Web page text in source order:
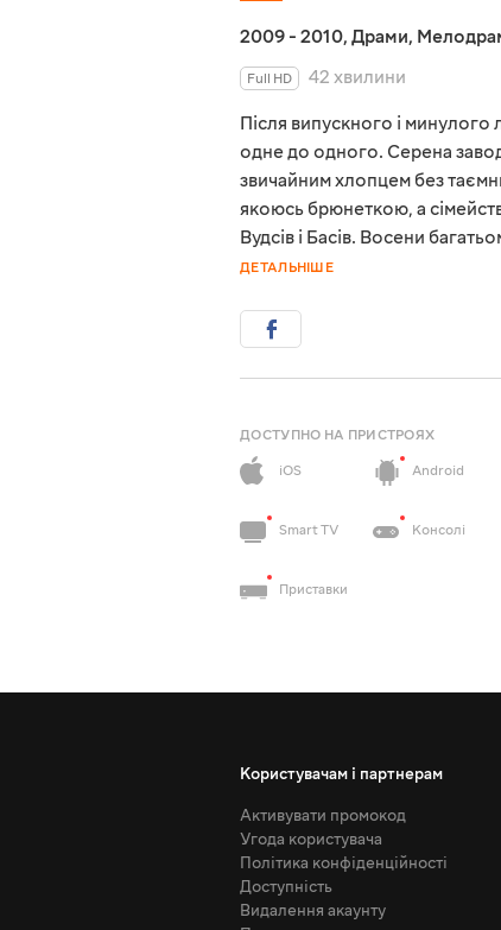
2009 - 2010, Драми,
Full HD
42 хвилини
Після випускного і минулого
одне до одного. Серена
звичайним хлопцем без
якоюсь брюнеткою, а
Вудсів і Басів. Восени
ДЕТАЛЬНІШЕ
ДОСТУПНО НА ПРИСТРОЯХ
iOS
Android
Smart TV Консолі
Приставки
Користувачам і партнерам
Активувати промокод
Угода користувача
Політика конфіденційності
Доступність
Видалення акаунту